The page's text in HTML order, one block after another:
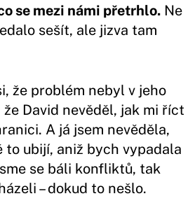
se mezi námi přetrhlo. Ne
sešít, ale jizva tam
že problém nebyl v jeho
David nevěděl, jak mi říct
A já jsem nevěděla,
to ubijí, aniž bych vypadala
se báli konfliktů, tak
– dokud to nešlo.